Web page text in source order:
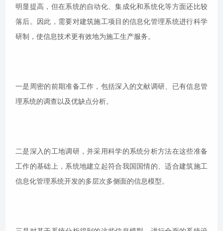
明显提高，但在系统的自动化、集成化和系统化等方面还比较
落后。因此，需要对建筑施工项目的信息化管理系统进行科学
研制，使信息技术更有效地为施工生产服务。
一是周密的前期准备工作，包括深入的文献调研、已有信息管
理系统的调查以及优缺点分析。
二是深入的工地调研，并采用科学的系统分析方法在这些准备
工作的基础上，系统地建立起符合我国国情的、适合建筑施工
信息化管理系统开发的多层次多侧面的信息模型。